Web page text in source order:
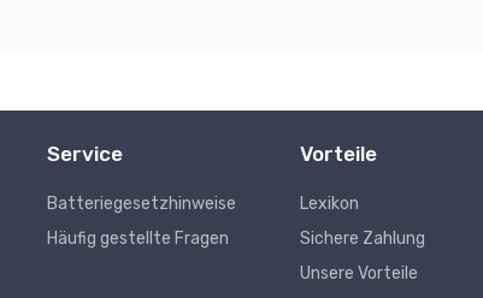
Service
Batteriegesetzhinweise
Häufig gestellte Fragen
Vorteile
Lexikon
Sichere Zahlung
Unsere Vorteile